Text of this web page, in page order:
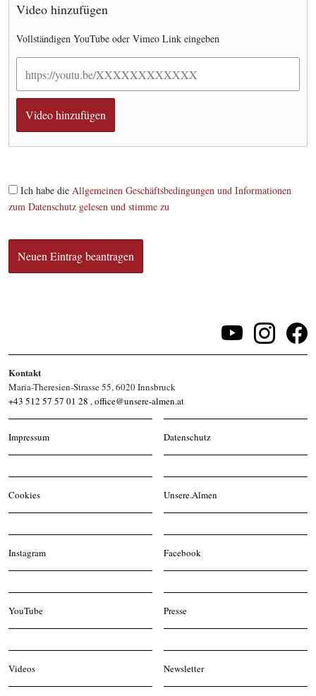
Video hinzufügen
Vollständigen YouTube oder Vimeo Link eingeben
Ich habe die Allgemeinen Geschäftsbedingungen und Informationen
zum Datenschutz gelesen und stimme zu
Kontakt
Maria-Theresien-Strasse 55, 6020 Innsbruck
+43 512 57 57 01 28 ,office@unsere-almen.at
Impressum Datenschutz
Cookies Unsere.Almen
Instagram Facebook
YouTube Presse
Videos Newsletter